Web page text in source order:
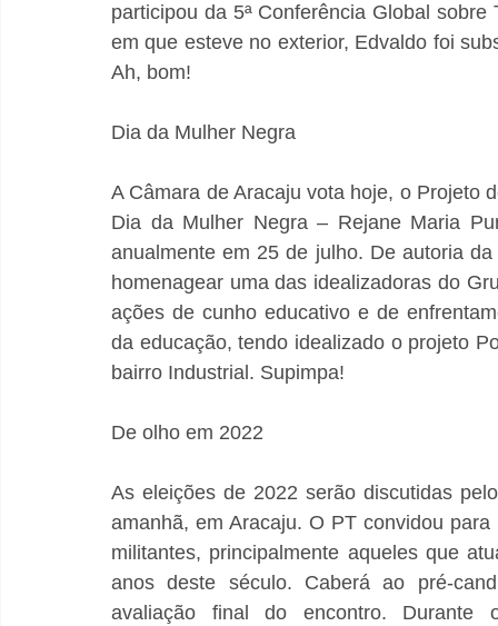
participou da 5ª Conferência Global
em que esteve no exterior, Edvaldo foi
Ah, bom!
Dia da Mulher Negra
A Câmara de Aracaju vota hoje, o Projeto
Dia da Mulher Negra – Rejane Maria
anualmente em 25 de julho. De autoria
homenagear uma das idealizadoras do
ações de cunho educativo e de
da educação, tendo idealizado o projeto
bairro Industrial. Supimpa!
De olho em 2022
As eleições de 2022 serão discutidas
amanhã, em Aracaju. O PT convidou
militantes, principalmente aqueles que
anos deste século. Caberá ao pré-
avaliação final do encontro. Durante